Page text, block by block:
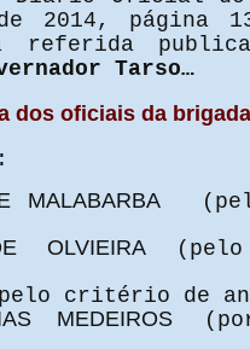
2014, página
Tarso…
dos oficiais da
MALABARBA
OLVIEIRA
critério de
MEDEIROS(por